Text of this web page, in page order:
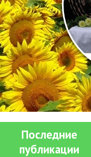
Последние
публикации